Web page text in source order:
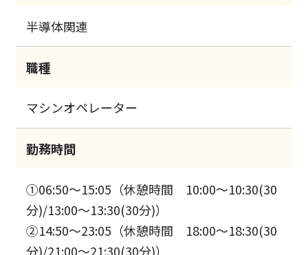
半導体関連
職種
マシンオペレーター
勤務時間
①06:50～15:05（休憩時間 10:00～10:30(30
分)/13:00～13:30(30分)）
②14:50～23:05（休憩時間 18:00～18:30(30
分)/21:00～21:30(30分)）